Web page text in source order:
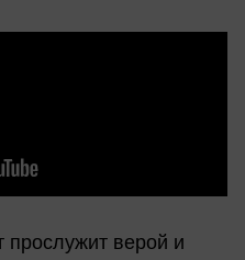
прослужит верой и